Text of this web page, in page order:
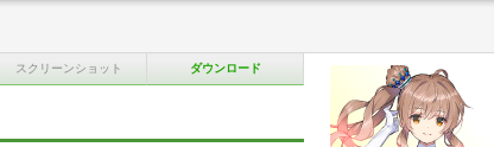
スクリーンショット ダウンロード